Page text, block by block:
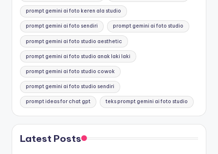
prompt gemini ai foto keren ala studio
prompt gemini ai foto sendiri prompt gemini ai foto studio
prompt gemini ai foto studio aesthetic
prompt gemini ai foto studio anak laki laki
prompt gemini ai foto studio cowok
prompt gemini ai foto studio sendiri
prompt ideas for chat gpt teks prompt gemini ai foto studio
Latest Posts